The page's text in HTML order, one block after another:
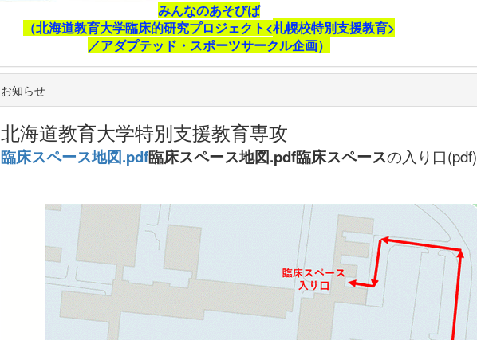
みんなのあそびば
（北海道教育大学臨床的研究プロジェクト<札幌校特別支援教育>
／アダプテッド・スポーツサークル企画）
お知らせ
北海道教育大学特別支援教育専攻
臨床スペース地図.pdf臨床スペース地図.pdf臨床スペースの入り口(pdf)